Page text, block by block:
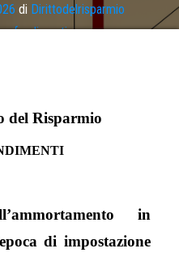
di Dirittodelrisparmio
del Risparmio
in
di impostazione